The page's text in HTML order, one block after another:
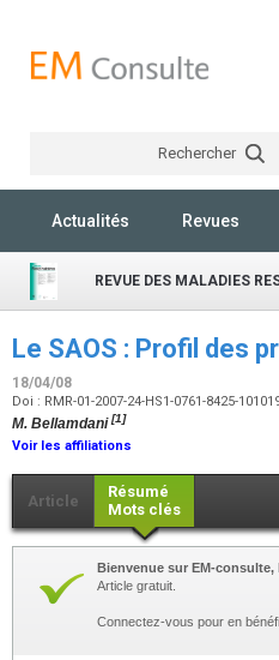
Rechercher
Actualités Revues
REVUE DES MALADIES
Le SAOS : Profil des
18/04/08
Doi : RMR-01-2007-24-HS1-0761-8425-
M. Bellamdani[1]
Voir les affiliations
Article
Résumé
Mots clés
Bienvenue sur EM-
Article gratuit.
Connectez-vous pour en